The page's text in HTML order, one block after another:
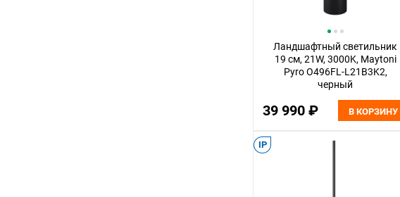
Ландшафтный светильник
19 см, 21W, 3000K, Maytoni
Pyro O496FL-L21B3K2,
черный
39 990 ₽ В КОРЗИНУ
IP